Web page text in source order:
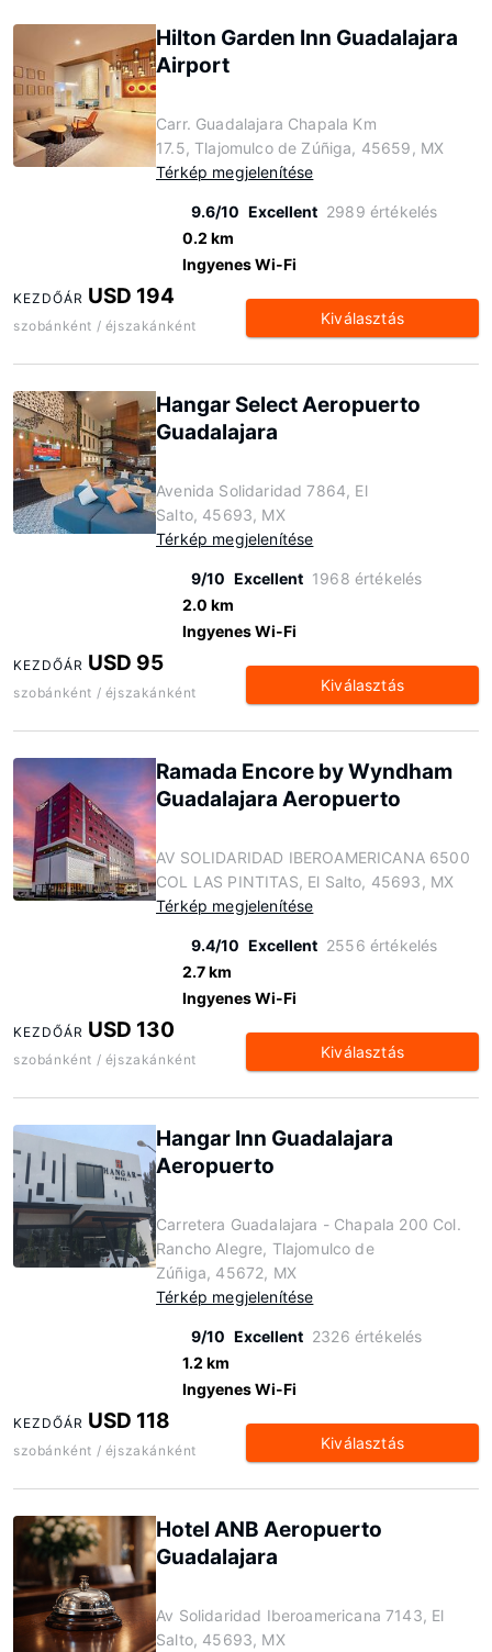
Hilton Garden Inn Guadalajara
Airport
Carr. Guadalajara Chapala Km
17.5, Tlajomulco de Zúñiga, 45659, MX
Térkép megjelenítése
9.6/10 Excellent 2989 értékelés
0.2 km
Ingyenes Wi-Fi
KEZDŐÁR USD 194
szobánként / éjszakánként Kiválasztás
Hangar Select Aeropuerto
Guadalajara
Avenida Solidaridad 7864, El
Salto, 45693, MX
Térkép megjelenítése
9/10 Excellent 1968 értékelés
2.0 km
Ingyenes Wi-Fi
KEZDŐÁR USD 95
szobánként / éjszakánként Kiválasztás
Ramada Encore by Wyndham
Guadalajara Aeropuerto
AV SOLIDARIDAD IBEROAMERICANA 6500
COL LAS PINTITAS, El Salto, 45693, MX
Térkép megjelenítése
9.4/10 Excellent 2556 értékelés
2.7 km
Ingyenes Wi-Fi
KEZDŐÁR USD 130
szobánként / éjszakánként Kiválasztás
Hangar Inn Guadalajara
Aeropuerto
Carretera Guadalajara - Chapala 200 Col.
Rancho Alegre, Tlajomulco de
Zúñiga, 45672, MX
Térkép megjelenítése
9/10 Excellent 2326 értékelés
1.2 km
Ingyenes Wi-Fi
KEZDŐÁR USD 118
szobánként / éjszakánként Kiválasztás
Hotel ANB Aeropuerto
Guadalajara
Av Solidaridad Iberoamericana 7143, El
Salto, 45693, MX